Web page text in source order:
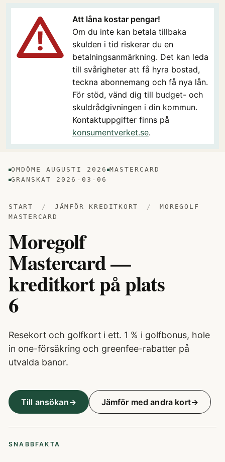
Att låna kostar pengar!
Om du inte kan betala tillbaka
skulden i tid riskerar du en
betalningsanmärkning. Det kan leda
till svårigheter att få hyra bostad,
teckna abonnemang och få nya lån.
För stöd, vänd dig till budget- och
skuldrådgivningen i din kommun.
Kontaktuppgifter finns på
konsumentverket.se.
OMDÖME AUGUSTI 2026 MASTERCARD
GRANSKAT 2026-03-06
START / JÄMFÖR KREDITKORT /
MOREGOLF
MASTERCARD
Moregolf
Mastercard —
kreditkort på plats
6
Resekort och golfkort i ett. 1 % i golfbonus, hole
in one-försäkring och greenfee-rabatter på
utvalda banor.
Till ansökan Jämför med andra kort
SNABBFAKTA